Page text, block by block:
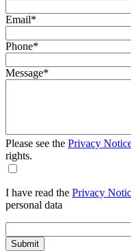
Email*
Phone*
Message*
Please see the Privacy
rights.
I have read the Privacy
personal data
Submit